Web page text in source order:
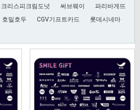
크리스피크림도넛 써브웨이
파리바게뜨
호밀호두 CGV기프트카드
롯데시네마